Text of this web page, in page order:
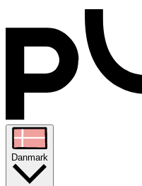
Danmark